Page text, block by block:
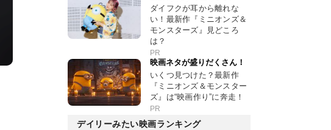
ダイフクが耳から離れな
い！最新作『ミニオンズ＆
モンスターズ』見どころ
は？
PR
映画ネタが盛りだくさん！
いくつ見つけた？最新作
『ミニオンズ＆モンスター
ズ』は“映画作り”に奔走！
PR
デイリーみたい映画ランキング